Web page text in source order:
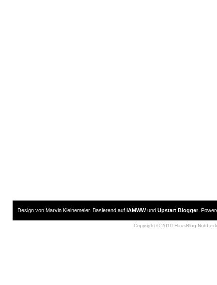
Design von Marvin Kleinemeier. Basierend auf IAMWWund Upstart Blogger.
Copyright © 2010 HausBlog